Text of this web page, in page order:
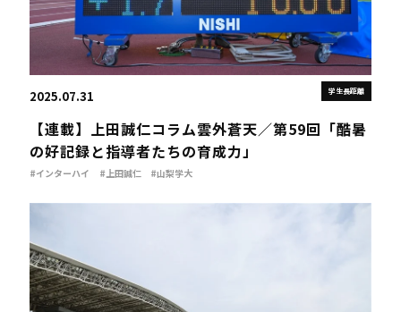
学生長距離
2025.07.31
【連載】上田誠仁コラム雲外蒼天／第59回「酷暑
の好記録と指導者たちの育成力」
#インターハイ #上田誠仁 #山梨学大